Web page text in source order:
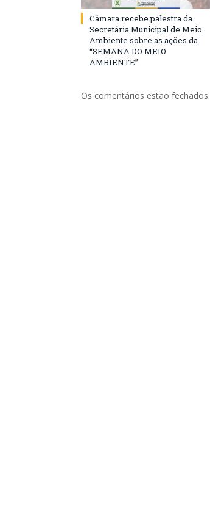
Câmara recebe palestra da
Secretária Municipal de Meio
Ambiente sobre as ações da
“SEMANA DO MEIO
AMBIENTE”
Os comentários estão fechados.